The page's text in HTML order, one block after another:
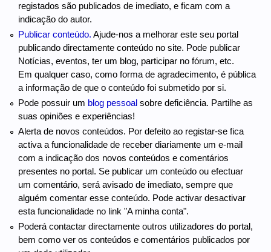
registados são publicados de imediato, e ficam com a
indicação do autor.
Publicar conteúdo. Ajude-nos a melhorar este seu portal
publicando directamente conteúdo no site. Pode publicar
Notícias, eventos, ter um blog, participar no fórum, etc.
Em qualquer caso, como forma de agradecimento, é pública
a informação de que o conteúdo foi submetido por si.
Pode possuir um blog pessoal sobre deficiência. Partilhe as
suas opiniões e experiências!
Alerta de novos conteúdos. Por defeito ao registar-se fica
activa a funcionalidade de receber diariamente um e-mail
com a indicação dos novos conteúdos e comentários
presentes no portal. Se publicar um conteúdo ou efectuar
um comentário, será avisado de imediato, sempre que
alguém comentar esse conteúdo. Pode activar desactivar
esta funcionalidade no link "A minha conta".
Poderá contactar directamente outros utilizadores do portal,
bem como ver os conteúdos e comentários publicados por